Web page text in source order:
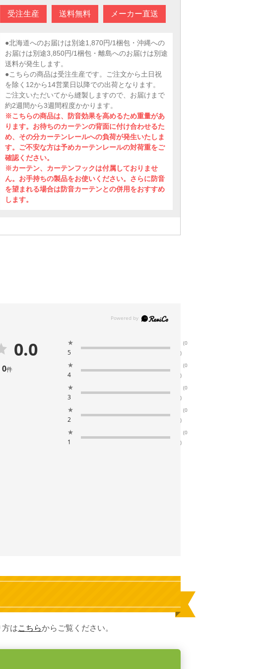
受注生産 送料無料 メーカー直送
●北海道へのお届けは別途1,870円/1梱包・沖縄への
お届けは別途3,850円/1梱包・離島へのお届けは別途
送料が発生します。
●こちらの商品は受注生産です。ご注文から土日祝
を除く12から14営業日以降での出荷となります。
ご注文いただいてから縫製しますので、お届けまで
約2週間から3週間程度かかります。
※こちらの商品は、防音効果を高めるため重量があ
ります。お待ちのカーテンの背面に付け合わせるた
め、その分カーテンレールへの負荷が発生いたしま
す。ご不安な方は予めカーテンレールの対荷重をご
確認ください。
※カーテン、カーテンフックは付属しておりませ
ん。お手持ちの製品をお使いください。さらに防音
を望まれる場合は防音カーテンとの併用をおすすめ
します。
0.0
0件
★
5
(0
)
★
4
(0
)
★
3
(0
)
★
2
(0
)
★
1
(0
)
はこちらからご覧ください。